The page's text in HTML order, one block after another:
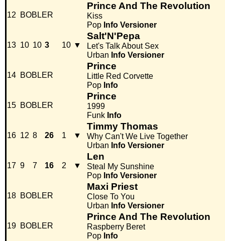
12 BOBLER
Prince And The Revolution
Kiss
Pop Info Versioner
13 10 10 3 10 ▼
Salt'N'Pepa
Let's Talk About Sex
Urban Info Versioner
14 BOBLER
Prince
Little Red Corvette
Pop Info
15 BOBLER
Prince
1999
Funk Info
16 12 8 26 1 ▼
Timmy Thomas
Why Can't We Live Together
Urban Info Versioner
17 9 7 16 2 ▼
Len
Steal My Sunshine
Pop Info Versioner
18 BOBLER
Maxi Priest
Close To You
Urban Info Versioner
19 BOBLER
Prince And The Revolution
Raspberry Beret
Pop Info